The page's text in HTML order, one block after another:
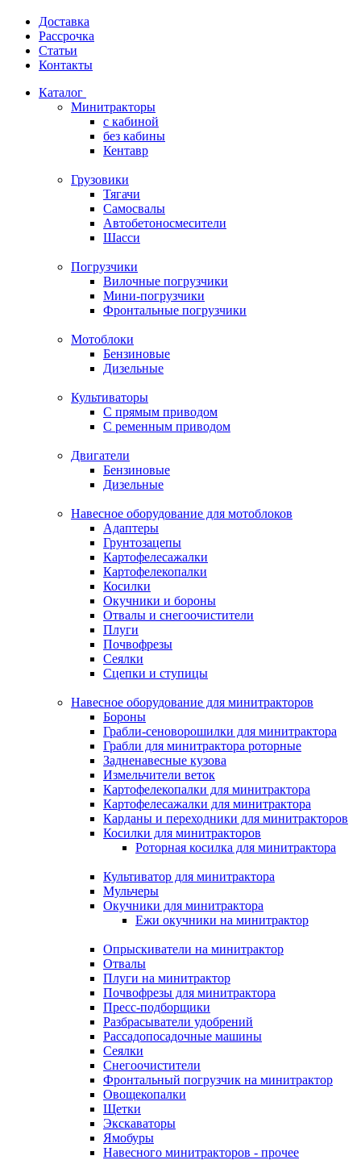
Доставка
Рассрочка
Статьи
Контакты
Каталог
Минитракторы
c кабиной
без кабины
Кентавр
Грузовики
Тягачи
Самосвалы
Автобетоносмесители
Шасси
Погрузчики
Вилочные погрузчики
Мини-погрузчики
Фронтальные погрузчики
Мотоблоки
Бензиновые
Дизельные
Культиваторы
С прямым приводом
С ременным приводом
Двигатели
Бензиновые
Дизельные
Навесное оборудование для мотоблоков
Адаптеры
Грунтозацепы
Картофелесажалки
Картофелекопалки
Косилки
Окучники и бороны
Отвалы и снегоочистители
Плуги
Почвофрезы
Сеялки
Сцепки и ступицы
Навесное оборудование для минитракторов
Бороны
Грабли-сеноворошилки для минитрактора
Грабли для минитрактора роторные
Задненавесные кузова
Измельчители веток
Картофелекопалки для минитрактора
Картофелесажалки для минитрактора
Карданы и переходники для минитракторов
Косилки для минитракторов
Роторная косилка для минитрактора
Культиватор для минитрактора
Мульчеры
Окучники для минитрактора
Ежи окучники на минитрактор
Опрыскиватели на минитрактор
Отвалы
Плуги на минитрактор
Почвофрезы для минитрактора
Пресс-подборщики
Разбрасыватели удобрений
Рассадопосадочные машины
Сеялки
Снегоочистители
Фронтальный погрузчик на минитрактор
Овощекопалки
Щетки
Экскаваторы
Ямобуры
Навесного минитракторов - прочее